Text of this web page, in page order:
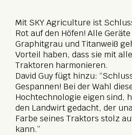
Mit SKY Agriculture ist
Rot auf den Höfen! Alle
Graphitgrau und Titanweiß
Vorteil haben, dass sie mit
Traktoren harmonieren.
David Guy fügt hinzu:
Gespannen! Bei der Wahl
Hochtechnologie eigen sind,
den Landwirt gedacht, der
Farbe seines Traktors stolz
kann.”